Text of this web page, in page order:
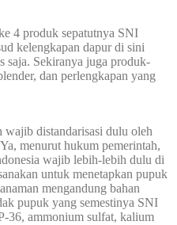
4 produk sepatutnya SNI
kelengkapan dapur di sini
saja. Sekiranya juga produk-
dan perlengkapan yang
wajib distandarisasi dulu oleh
menurut hukum pemerintah,
wajib lebih-lebih dulu di
untuk menetapkan pupuk
mengandung bahan
pupuk yang semestinya SNI
36, ammonium sulfat, kalium